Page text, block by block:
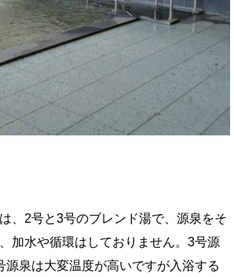
、2号と3号のブレンド湯で、源泉をそ
加水や循環はしておりません。3号源
源泉は大変温度が高いですが入浴する